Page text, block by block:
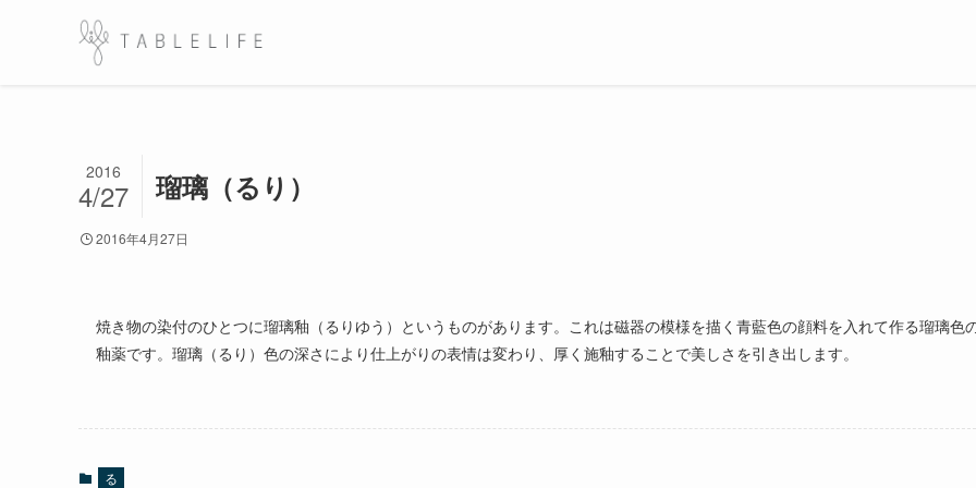
瑠璃（るり）
2016
4/27
2016年4月27日
焼き物の染付のひとつに瑠璃釉（るりゆう）というものがあります。これは磁器の模様を描く青藍色の顔料を入れて作る瑠璃色
釉薬です。瑠璃（るり）色の深さにより仕上がりの表情は変わり、厚く施釉することで美しさを引き出します。
る